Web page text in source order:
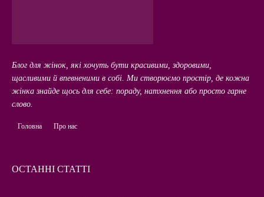
Блог для жінок, які хочуть бути красивими, здоровими,
щасливими й впевненими в собі. Ми створюємо простір, де кожна
жінка знайде щось для себе: пораду, натхнення або просто гарне
слово.
Головна Про нас
ОСТАННІ СТАТТІ